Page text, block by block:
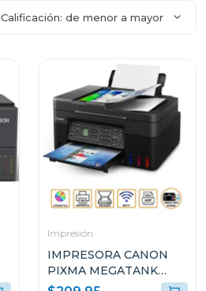
Calificación: de menor a mayor
Impresión
IMPRESORA CANON
PIXMA MEGATANK
INALÁMBRICA